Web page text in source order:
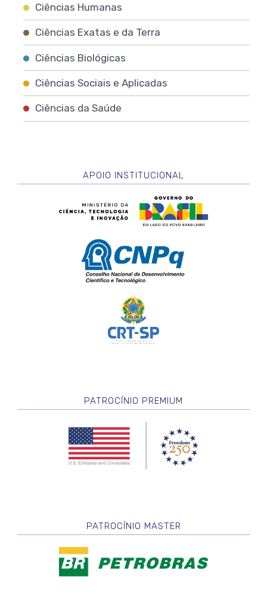
Ciências Humanas
Ciências Exatas e da Terra
Ciências Biológicas
Ciências Sociais e Aplicadas
Ciências da Saúde
APOIO INSTITUCIONAL
PATROCÍNIO PREMIUM
PATROCÍNIO MASTER